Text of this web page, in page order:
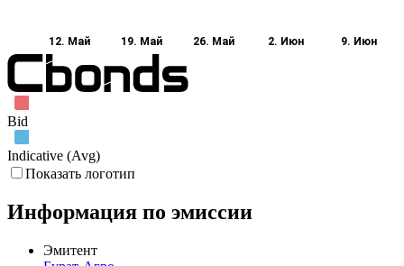
12. Май 19. Май 26. Май 2. Июн 9. Июн
Bid
Indicative (Avg)
Показать логотип
Информация по эмиссии
Эмитент